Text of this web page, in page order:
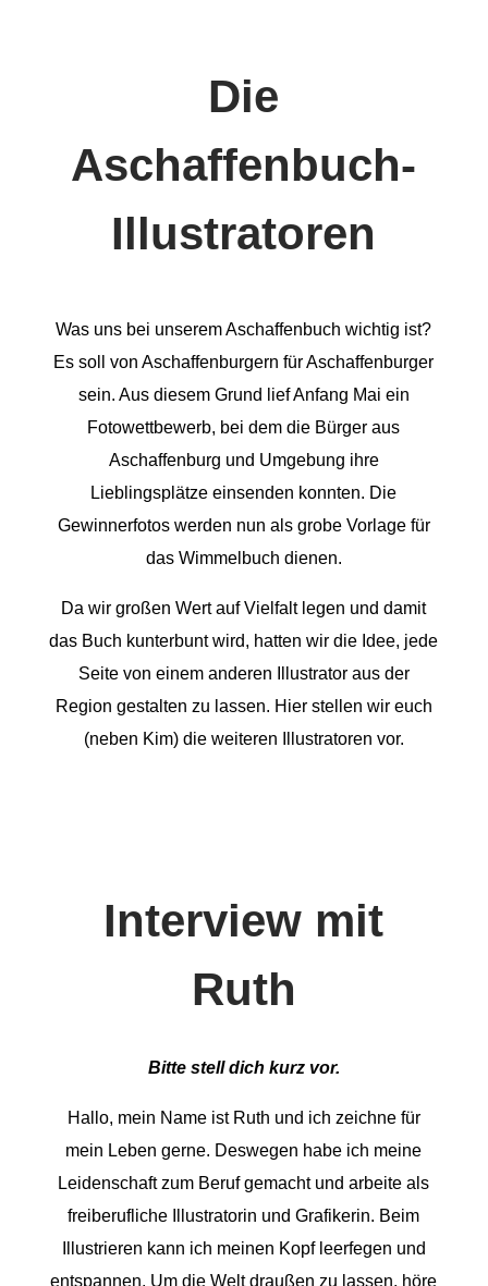
Die
Aschaffenbuch-
Illustratoren
Was uns bei unserem Aschaffenbuch wichtig ist?
Es soll von Aschaffenburgern für Aschaffenburger
sein. Aus diesem Grund lief Anfang Mai ein
Fotowettbewerb, bei dem die Bürger aus
Aschaffenburg und Umgebung ihre
Lieblingsplätze einsenden konnten. Die
Gewinnerfotos werden nun als grobe Vorlage für
das Wimmelbuch dienen.
Da wir großen Wert auf Vielfalt legen und damit
das Buch kunterbunt wird, hatten wir die Idee, jede
Seite von einem anderen Illustrator aus der
Region gestalten zu lassen. Hier stellen wir euch
(neben Kim) die weiteren Illustratoren vor.
Interview mit
Ruth
Bitte stell dich kurz vor.
Hallo, mein Name ist Ruth und ich zeichne für
mein Leben gerne. Deswegen habe ich meine
Leidenschaft zum Beruf gemacht und arbeite als
freiberufliche Illustratorin und Grafikerin. Beim
Illustrieren kann ich meinen Kopf leerfegen und
entspannen. Um die Welt draußen zu lassen, höre